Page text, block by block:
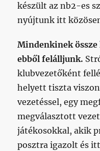
készült az nb2-es
nyújtunk itt
Mindenkinek össze
ebből felálljunk.
klubvezetőként
helyett tiszta
vezetéssel, egy
megválasztott
játékosokkal, akik
posztra igazolt és